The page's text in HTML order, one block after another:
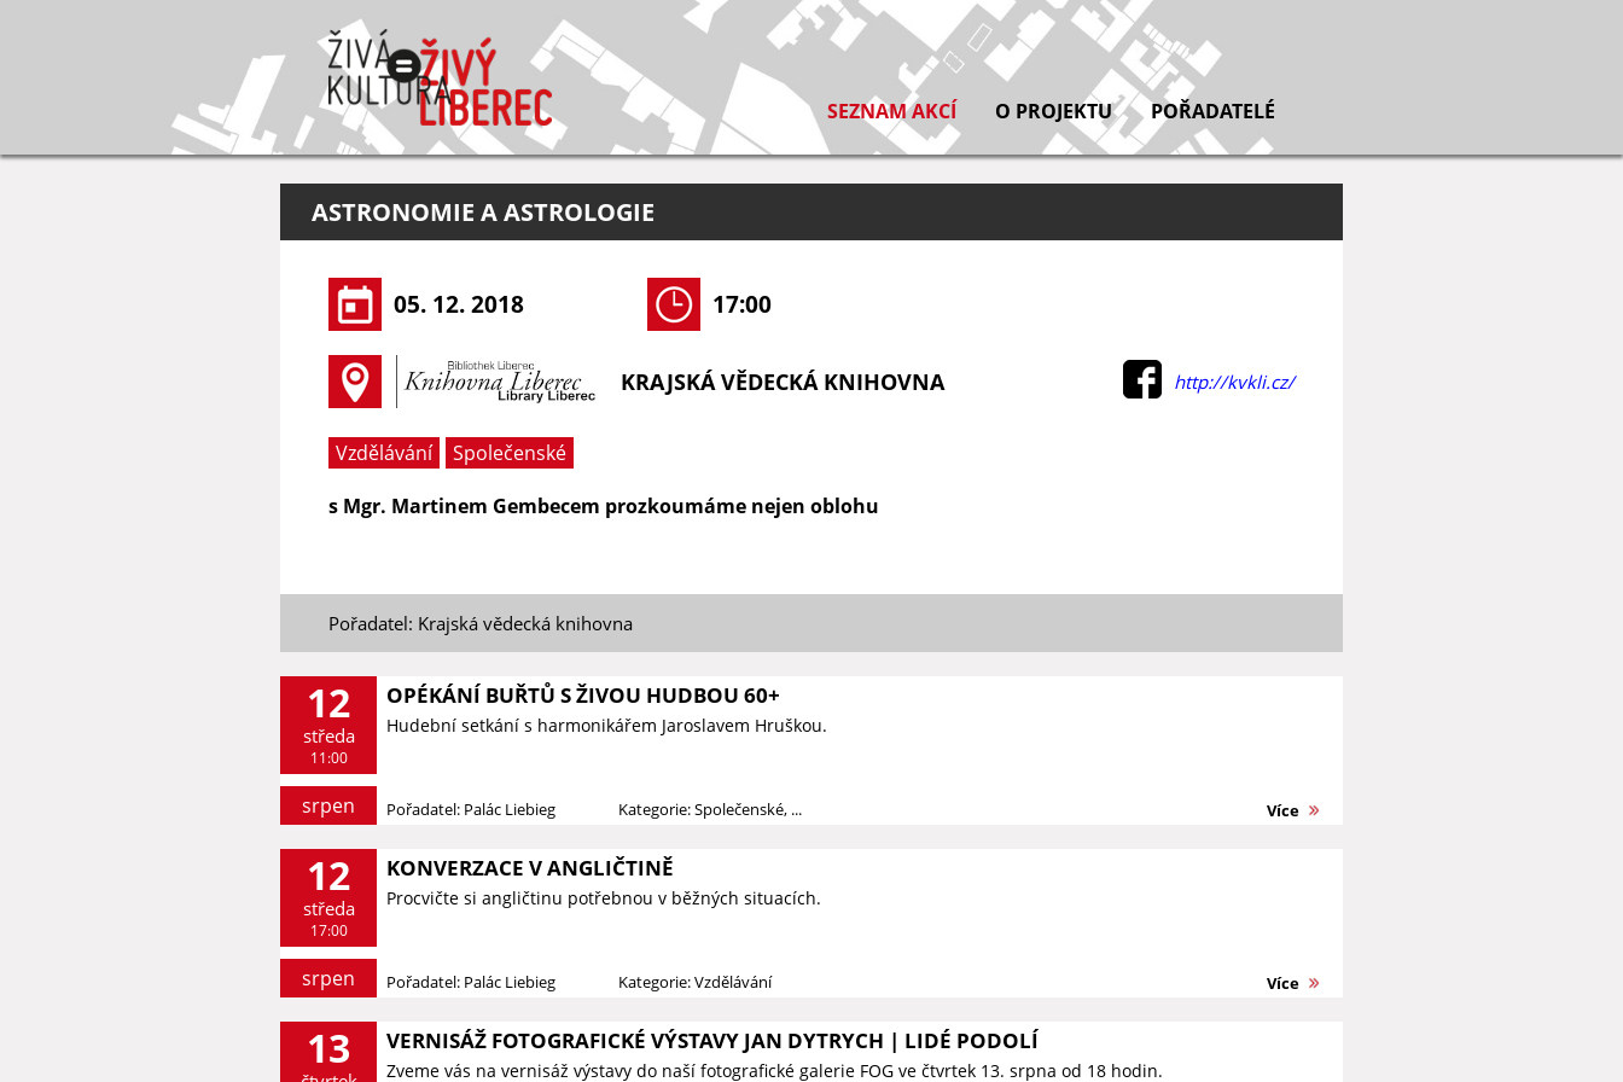
SEZNAM AKCÍ O PROJEKTU POŘADATELÉ
ASTRONOMIE A ASTROLOGIE
05. 12. 2018 17:00
KRAJSKÁ VĚDECKÁ KNIHOVNA http://kvkli.cz/
Vzdělávání
Společenské
s Mgr. Martinem Gembecem prozkoumáme nejen oblohu
Pořadatel: Krajská vědecká knihovna
12
středa
11:00
srpen
OPÉKÁNÍ BUŘTŮ S ŽIVOU HUDBOU 60+
Hudební setkání s harmonikářem Jaroslavem Hruškou.
Pořadatel: Palác Liebieg Kategorie: Společenské, ... Více
12
středa
17:00
srpen
KONVERZACE V ANGLIČTINĚ
Procvičte si angličtinu potřebnou v běžných situacích.
Pořadatel: Palác Liebieg Kategorie: Vzdělávání Více
13 VERNISÁŽ FOTOGRAFICKÉ VÝSTAVY JAN DYTRYCH | LIDÉ PODOLÍ
Zveme vás na vernisáž výstavy do naší fotografické galerie FOG ve čtvrtek 13. srpna od 18 hodin.